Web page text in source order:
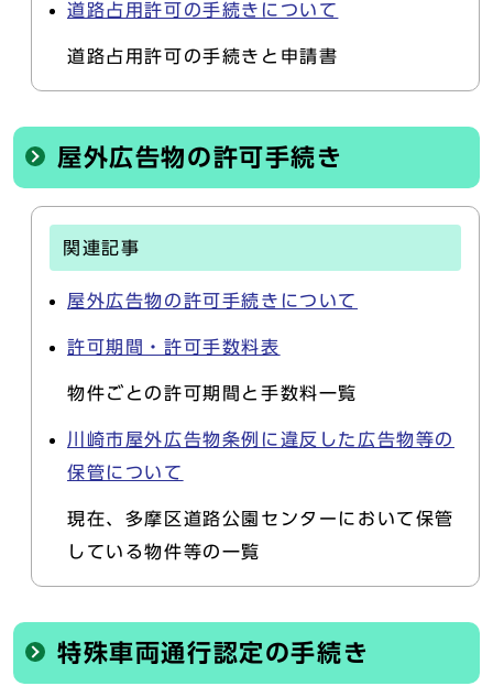
道路占用許可の手続きについて
道路占用許可の手続きと申請書
屋外広告物の許可手続き
関連記事
屋外広告物の許可手続きについて
許可期間・許可手数料表
物件ごとの許可期間と手数料一覧
川崎市屋外広告物条例に違反した広告物等の
保管について
現在、多摩区道路公園センターにおいて保管
している物件等の一覧
特殊車両通行認定の手続き